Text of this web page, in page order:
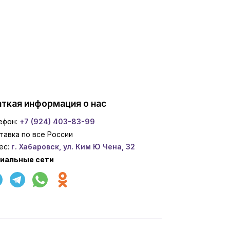
информация о нас
+7 (924) 403-83-99
по все России
г. Хабаровск, ул. Ким Ю Чена, 32
сети